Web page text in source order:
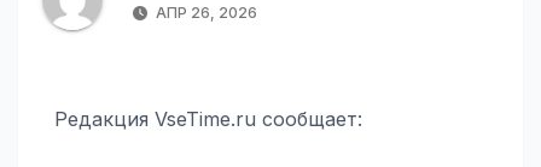
АПР 26, 2026
Редакция VseTime.ru сообщает: